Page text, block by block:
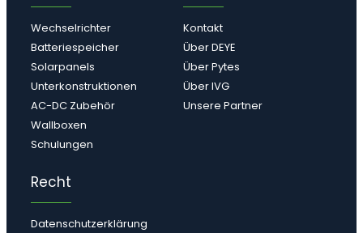
Wechselrichter
Batteriespeicher
Solarpanels
Unterkonstruktionen
AC-DC Zubehör
Wallboxen
Schulungen
Kontakt
Über DEYE
Über Pytes
Über IVG
Unsere Partner
Recht
Datenschutzerklärung